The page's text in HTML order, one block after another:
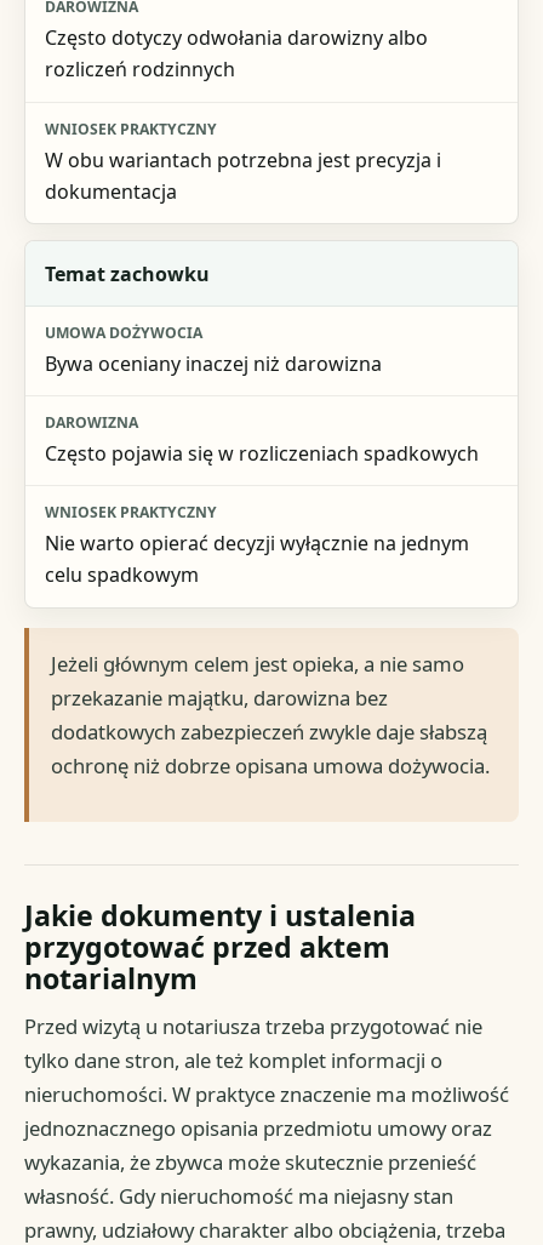
Często dotyczy odwołania darowizny albo
rozliczeń rodzinnych
W obu wariantach potrzebna jest precyzja i
dokumentacja
Temat zachowku
Bywa oceniany inaczej niż darowizna
Często pojawia się w rozliczeniach spadkowych
Nie warto opierać decyzji wyłącznie na jednym
celu spadkowym
Jeżeli głównym celem jest opieka, a nie samo
przekazanie majątku, darowizna bez
dodatkowych zabezpieczeń zwykle daje słabszą
ochronę niż dobrze opisana umowa dożywocia.
Jakie dokumenty i ustalenia
przygotować przed aktem
notarialnym
Przed wizytą u notariusza trzeba przygotować nie
tylko dane stron, ale też komplet informacji o
nieruchomości. W praktyce znaczenie ma możliwość
jednoznacznego opisania przedmiotu umowy oraz
wykazania, że zbywca może skutecznie przenieść
własność. Gdy nieruchomość ma niejasny stan
prawny, udziałowy charakter albo obciążenia, trzeba